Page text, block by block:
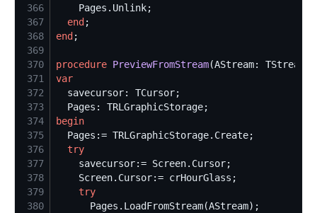
366
367
end
368
end
369
370
procedure PreviewFromStream
371
var
372
373
374
begin
375
376
try
377
378
379
try
380